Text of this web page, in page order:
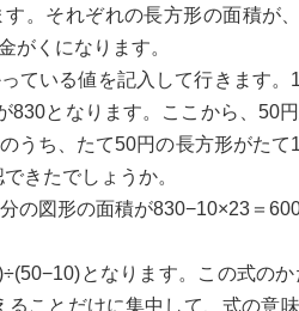
。それぞれの長方形の面積
がくになります。
ている値を記入して行きます
830となります。ここから、50
うち、たて50円の長方形がた
きたでしょうか。
の図形の面積が830−10×23＝
となります。この式の
ことだけに集中して、式の意